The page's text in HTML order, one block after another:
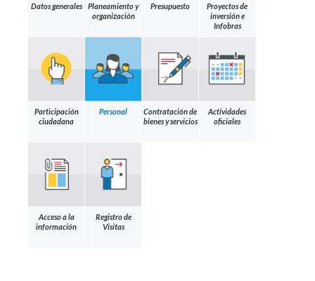
Datos generales
Planeamiento y
organización
Presupuesto
Proyectos de
inversión e
Infobras
Participación
ciudadana
Personal
Contratación de
bienes y servicios
Actividades
oficiales
Acceso a la
información
Registro de
Visitas